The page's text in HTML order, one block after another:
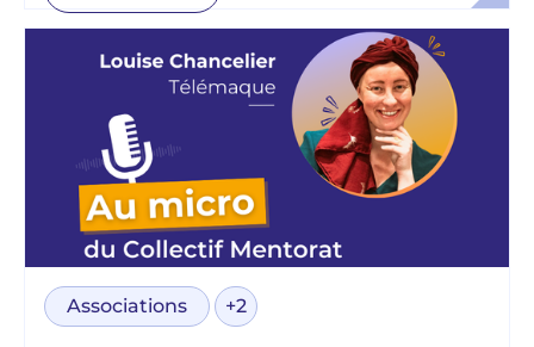
Associations +2